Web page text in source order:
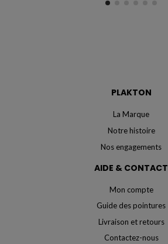
PLAKTON
La Marque
Notre histoire
Nos engagements
AIDE & CONTACT
Mon compte
Guide des pointures
Livraison et retours
Contactez-nous